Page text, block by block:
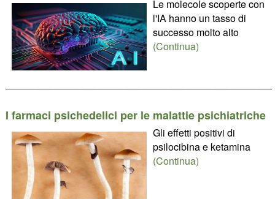
Le molecole scoperte con
l'IA hanno un tasso di
successo molto alto
(Continua)
I farmaci psichedelici per le malattie psichiatriche
Gli effetti positivi di
psilocibina e ketamina
(Continua)